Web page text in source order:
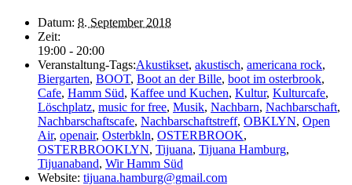
Datum: 8. September 2018
Zeit:
19:00 - 20:00
Veranstaltung-Tags:Akustikset, akustisch, americana rock,
Biergarten, BOOT, Boot an der Bille, boot im osterbrook,
Cafe, Hamm Süd, Kaffee und Kuchen, Kultur, Kulturcafe,
Löschplatz, music for free, Musik, Nachbarn, Nachbarschaft,
Nachbarschaftscafe, Nachbarschaftstreff, OBKLYN, Open
Air, openair, Osterbkln, OSTERBROOK,
OSTERBROOKLYN, Tijuana, Tijuana Hamburg,
Tijuanaband, Wir Hamm Süd
Website: tijuana.hamburg@gmail.com